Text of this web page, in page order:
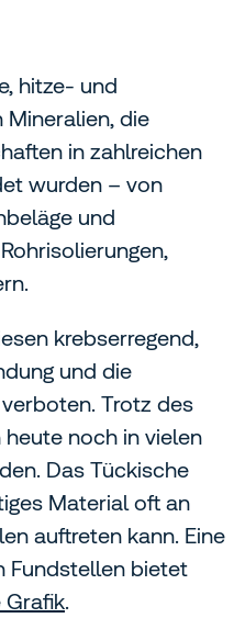
hitze- und
die
in zahlreichen
wurden – von
und
krebserregend,
und die
Trotz des
noch in vielen
Das Tückische
Material oft an
auftreten kann. Eine
Fundstellen bietet
Grafik.